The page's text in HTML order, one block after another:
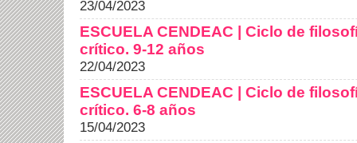
23/04/2023
ESCUELA CENDEAC | Ciclo de
crítico. 9-12 años
22/04/2023
ESCUELA CENDEAC | Ciclo de
crítico. 6-8 años
15/04/2023